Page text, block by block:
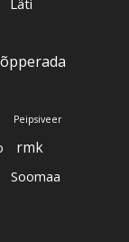
Läti
Peipsiveer
rmk
Soomaa